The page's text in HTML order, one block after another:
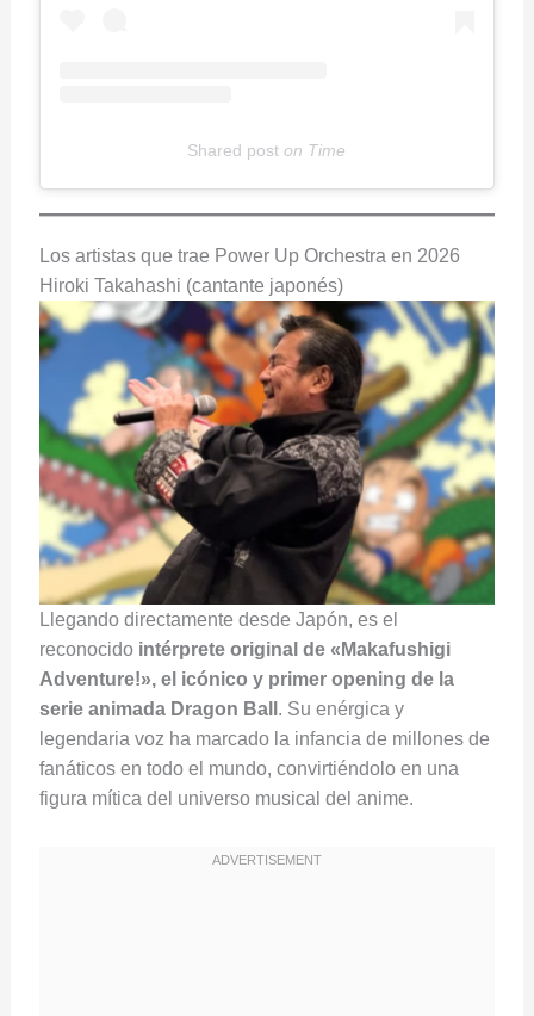
Shared post on Time
l
e
v
i
i
a
Los artistas que trae Power Up Orchestra en 2026
Hiroki Takahashi (cantante japonés)
Llegando directamente desde Japón, es el
reconocido intérprete original de «Makafushigi
Adventure!», el icónico y primer opening de la
serie animada Dragon Ball . Su enérgica y
legendaria voz ha marcado la infancia de millones de
fanáticos en todo el mundo, convirtiéndolo en una
figura mítica del universo musical del anime.